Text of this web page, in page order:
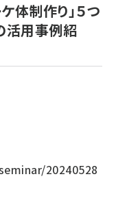
体制作り」５つ
活用事例紹
20240528